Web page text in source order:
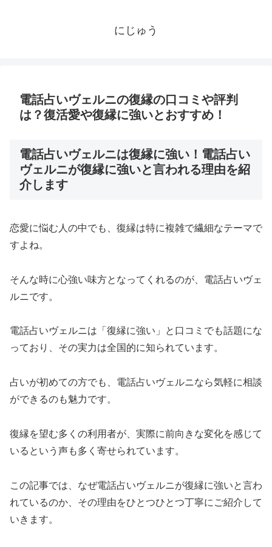
にじゅう
電話占いヴェルニの復縁の口コミや評判
は？復活愛や復縁に強いとおすすめ！
電話占いヴェルニは復縁に強い！電話占い
ヴェルニが復縁に強いと言われる理由を紹
介します
恋愛に悩む人の中でも、復縁は特に複雑で繊細なテーマで
すよね。
そんな時に心強い味方となってくれるのが、電話占いヴェ
ルニです。
電話占いヴェルニは「復縁に強い」と口コミでも話題にな
っており、その実力は全国的に知られています。
占いが初めての方でも、電話占いヴェルニなら気軽に相談
ができるのも魅力です。
復縁を望む多くの利用者が、実際に前向きな変化を感じて
いるという声も多く寄せられています。
この記事では、なぜ電話占いヴェルニが復縁に強いと言わ
れているのか、その理由をひとつひとつ丁寧にご紹介して
いきます。